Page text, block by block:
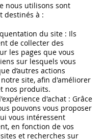
nous utilisons sont
destinés à :
du site : Ils
de collecter des
les pages que vous
sur lesquels vous
d’autres actions
site, afin d'améliorer
nos produits.
d'achat : Grâce
pouvons vous proposer
vous intéressent
en fonction de vos
et recherches sur